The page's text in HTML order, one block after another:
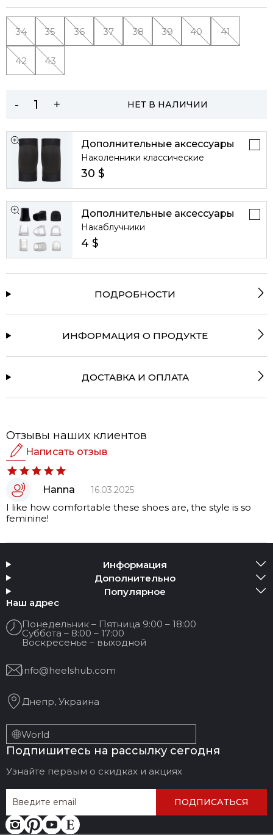
34 35 36 37 38 39 40 41
42 43
- + НЕТ В НАЛИЧИИ
Дополнительные аксессуары
Наколенники классические
30 $
Дополнительные аксессуары
Накаблучники
4 $
ПОДРОБНОСТИ
ИНФОРМАЦИЯ О ПРОДУКТЕ
ДОСТАВКА И ОПЛАТА
Отзывы наших клиентов
Написать отзыв
Рейтинг
Добавить медиа
Ваше имя:
Заголовок отзыва
Ваш отзыв:
ОСТАВИТЬ ОТЗЫВ ОТМЕНИТЬ ОТЗЫВ
Hanna 16.03.2025
I like how comfortable these shoes are, the style is so
feminine!
Информация
Дополнительно
Популярное
Наш адрес
Понедельник – Пятница 9:00 – 18:00
Суббота – 8:00 – 17:00
Воскресенье – выходной
info@heelshub.com
Днепр, Украина
World
Подпишитесь на рассылку сегодня
Узнайте первым о скидках и акциях
ПОДПИСАТЬСЯ